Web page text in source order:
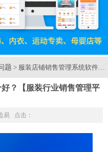
题 > 服装店铺销售管理系统软件
？【服装行业销售管理平
易 点击：